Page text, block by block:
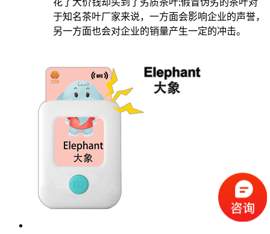
于知名茶叶厂家来说，一方面会影响企业的声誉，
另一方面也会对企业的销量产生一定的冲击。